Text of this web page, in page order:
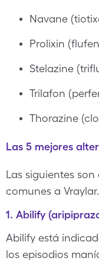
Navane
Prolixin
Stelazine
Trilafon
Thorazine
Las 5 mejores
Las siguientes
comunes a Vraylar.
1. Abilify
Abilify está
los episodios